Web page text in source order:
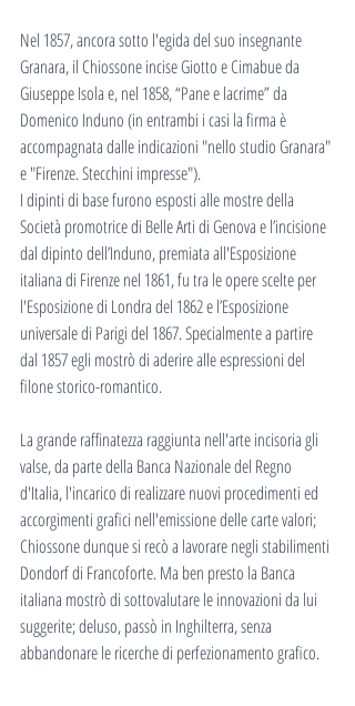
Nel 1857, ancora sotto l'egida del suo insegnante
Granara, il Chiossone incise Giotto e Cimabue da
Giuseppe Isola e, nel 1858, “Pane e lacrime” da
Domenico Induno (in entrambi i casi la firma è
accompagnata dalle indicazioni "nello studio Granara"
e "Firenze. Stecchini impresse").
I dipinti di base furono esposti alle mostre della
Società promotrice di Belle Arti di Genova e l’incisione
dal dipinto dell’Induno, premiata all'Esposizione
italiana di Firenze nel 1861, fu tra le opere scelte per
l'Esposizione di Londra del 1862 e l’Esposizione
universale di Parigi del 1867. Specialmente a partire
dal 1857 egli mostrò di aderire alle espressioni del
filone storico-romantico.
La grande raffinatezza raggiunta nell'arte incisoria gli
valse, da parte della Banca Nazionale del Regno
d'Italia, l'incarico di realizzare nuovi procedimenti ed
accorgimenti grafici nell'emissione delle carte valori;
Chiossone dunque si recò a lavorare negli stabilimenti
Dondorf di Francoforte. Ma ben presto la Banca
italiana mostrò di sottovalutare le innovazioni da lui
suggerite; deluso, passò in Inghilterra, senza
abbandonare le ricerche di perfezionamento grafico.